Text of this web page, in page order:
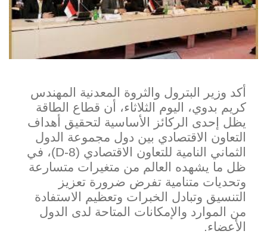
أكد وزير البترول والثروة المعدنية المهندس
كريم بدوي، اليوم الثلاثاء، أن قطاع الطاقة
يظل إحدى الركائز الأساسية لتحقيق أهداف
التعاون الاقتصادي بين دول مجموعة الدول
الثماني النامية للتعاون الاقتصادي (D-8)، في
ظل ما يشهده العالم من متغيرات متسارعة
وتحديات متنامية تفرض ضرورة تعزيز
التنسيق وتبادل الخبرات وتعظيم الاستفادة
من الموارد والإمكانات المتاحة لدى الدول
الأعضاء.